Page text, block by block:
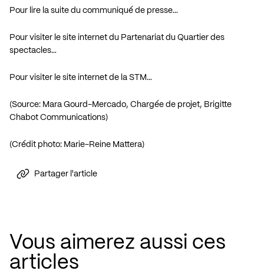
Pour lire la suite du communiqué de presse…
Pour visiter le site internet du Partenariat du Quartier des
spectacles…
Pour visiter le site internet de la STM…
(Source: Mara Gourd-Mercado, Chargée de projet, Brigitte
Chabot Communications)
(Crédit photo: Marie-Reine Mattera)
Partager l'article
Vous aimerez aussi ces
articles